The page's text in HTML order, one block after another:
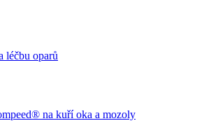
léčbu oparů
na kuří oka a mozoly